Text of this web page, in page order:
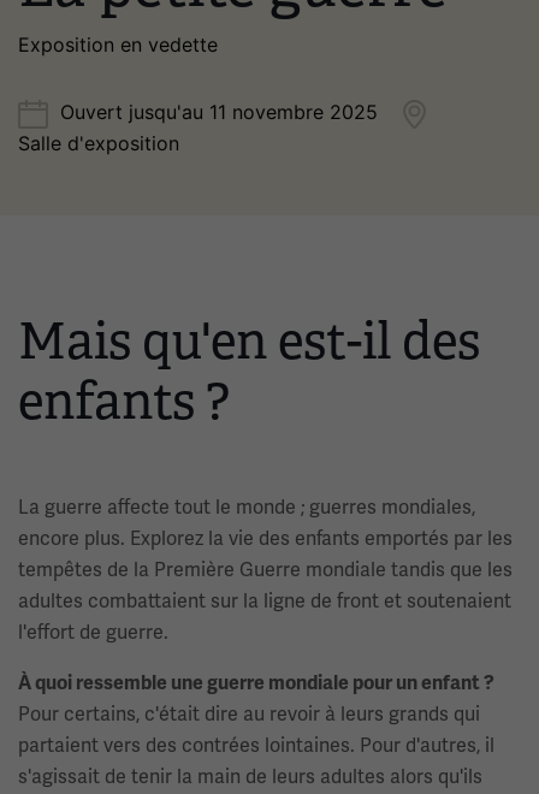
Exposition en vedette
Ouvert jusqu'au 11 novembre 2025
Salle d'exposition
Mais qu'en est-il des
enfants ?
La guerre affecte tout le monde ; guerres mondiales,
encore plus. Explorez la vie des enfants emportés par les
tempêtes de la Première Guerre mondiale tandis que les
adultes combattaient sur la ligne de front et soutenaient
l'effort de guerre.
À quoi ressemble une guerre mondiale pour un enfant ?
Pour certains, c'était dire au revoir à leurs grands qui
partaient vers des contrées lointaines. Pour d'autres, il
s'agissait de tenir la main de leurs adultes alors qu'ils